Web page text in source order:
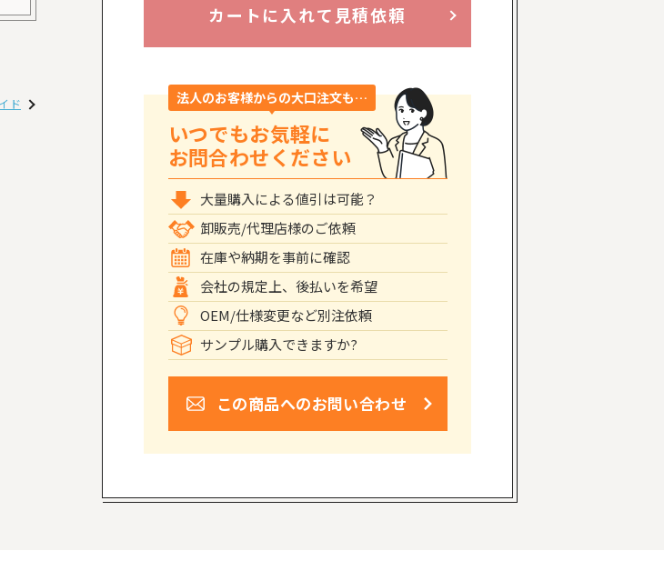
ド
カートに入れて見積依頼
法人のお客様からの大口注文も…
いつでもお気軽に
お問合わせください
大量購入による値引は可能？
卸販売/代理店様のご依頼
在庫や納期を事前に確認
会社の規定上、後払いを希望
OEM/仕様変更など別注依頼
サンプル購入できますか?
この商品へのお問い合わせ